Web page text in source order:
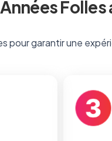
Folles
pour garantir une